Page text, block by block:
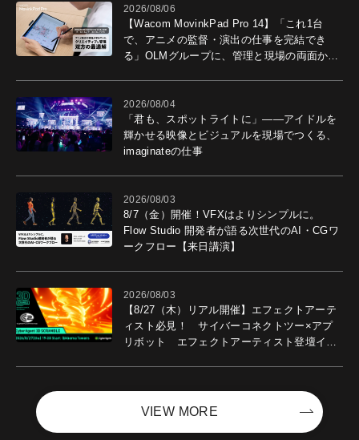
2026/08/06
【Wacom MovinkPad Pro 14】「これ1台
で、アニメの監督・演出の仕事を完結でき
る」OLMグループに、管理と現場の両面から
2026/08/04
「君も、スポットライトに」――アイドルを
輝かせる映像とビジュアルを現場でつくる、
imaginateの仕事
2026/08/03
8/7（金）開催！VFXはよりシンプルに。
Flow Studio 開発者が語る次世代のAI・CGワ
ークフロー【来日講演】
2026/08/03
【8/27（木）リアル開催】エフェクトアーテ
ィスト必見！ サイバーコネクトツー×アプ
リボット エフェクトアーティスト登壇イベ
VIEW MORE